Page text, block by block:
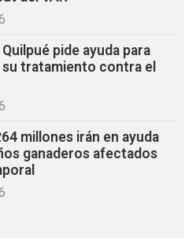
pide ayuda para
tratamiento contra el
millones irán en ayuda
ganaderos afectados